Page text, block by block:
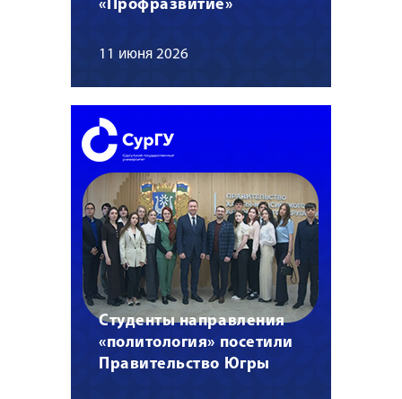
«Профразвитие»
11 июня 2026
Студенты направления
«политология» посетили
Правительство Югры